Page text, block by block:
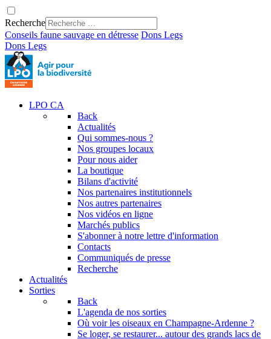
Recherche
Conseils faune sauvage en détresse Dons Legs
Dons Legs
LPO CA
Back
Actualités
Qui sommes-nous ?
Nos groupes locaux
Pour nous aider
La boutique
Bilans d'activité
Nos partenaires institutionnels
Nos autres partenaires
Nos vidéos en ligne
Marchés publics
S'abonner à notre lettre d'information
Contacts
Communiqués de presse
Recherche
Actualités
Sorties
Back
L'agenda de nos sorties
Où voir les oiseaux en Champagne-Ardenne ?
Se loger, se restaurer... autour des grands lacs de